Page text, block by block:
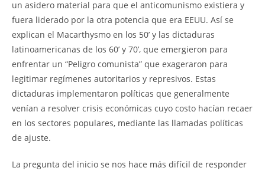
un asidero material para que el anticomunismo existiera y
fuera liderado por la otra potencia que era EEUU. Así se
explican el Macarthysmo en los 50’ y las dictaduras
latinoamericanas de los 60’ y 70’, que emergieron para
enfrentar un “Peligro comunista” que exageraron para
legitimar regímenes autoritarios y represivos. Estas
dictaduras implementaron políticas que generalmente
venían a resolver crisis económicas cuyo costo hacían recaer
en los sectores populares, mediante las llamadas políticas
de ajuste.
La pregunta del inicio se nos hace más difícil de responder